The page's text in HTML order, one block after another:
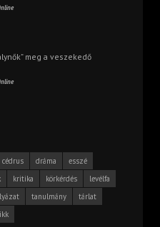
meg a veszekedő
cédrus dráma
esszé
kritika körkérdés
levélfa
tanulmány
tárlat